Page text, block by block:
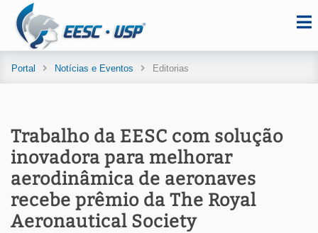
Portal Notícias e Eventos Editorias
Trabalho da EESC com solução
inovadora para melhorar
aerodinâmica de aeronaves
recebe prêmio da The Royal
Aeronautical Society